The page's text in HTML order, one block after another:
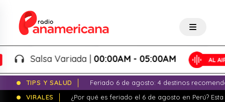
Salsa Variada |00:00AM - 05:00AM
TIPS Y SALUD
Feriado 6 de agosto: 4 destinos
VIRALES
¿Por qué es feriado el 6 de agosto en Perú?